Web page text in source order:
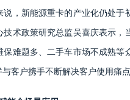
，新能源重卡的产业化仍处
术政策研究总监吴喜庆表示
难题多、二手车市场不成熟
客户携手不断解决客户使用痛